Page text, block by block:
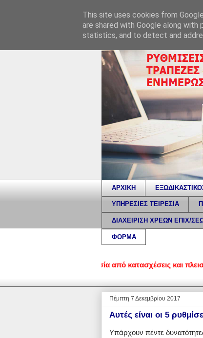
ΑΡΧΙΚΗ
ΥΠΗΡΕΣΙΕΣ ΤΕΙΡΕΣΙΑ
ΔΙΑΧΕΙΡΙΣΗ ΧΡΕΩΝ ΕΠΙΧ/
ΦΟΡΜΑ
• Προστασία από κατασχέσεις και
Πέμπτη 7 Δεκεμβρίου 2017
Αυτές είναι οι 5
Υπάρχουν πέντε
This site uses cookies from
are shared with Google along
statistics, and to detect and